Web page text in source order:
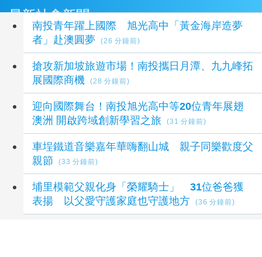
最新社會新聞
南投青年躍上國際 旭光高中「黃金海岸造夢
者」赴澳圓夢
(26 分鐘前)
搶攻新加坡旅遊市場！南投攜日月潭、九九峰拓
展國際商機
(28 分鐘前)
迎向國際舞台！南投旭光高中等20位青年展翅
澳洲 開啟跨域創新學習之旅
(31 分鐘前)
車埕鐵道音樂嘉年華嗨翻山城 親子同樂歡度父
親節
(33 分鐘前)
埔里模範父親化身「榮耀騎士」 31位爸爸獲
表揚 以父愛守護家庭也守護地方
(36 分鐘前)